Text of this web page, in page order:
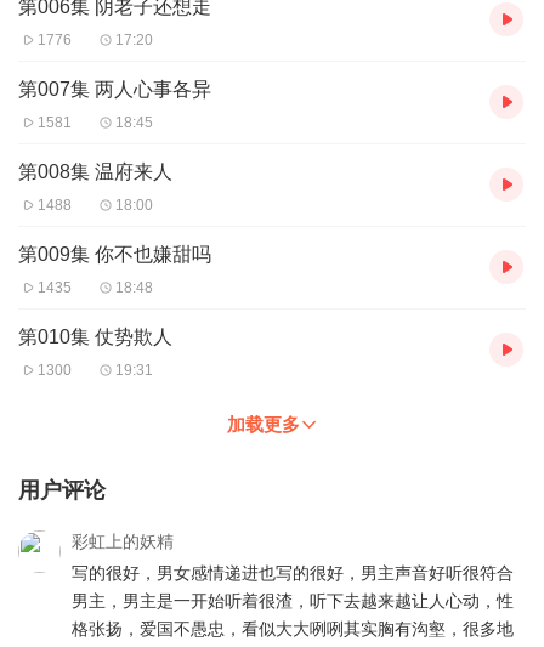
第006集 阴老子还想走
1776 17:20
第007集 两人心事各异
1581 18:45
第008集 温府来人
1488 18:00
第009集 你不也嫌甜吗
1435 18:48
第010集 仗势欺人
1300 19:31
加载更多
用户评论
彩虹上的妖精
写的很好，男女感情递进也写的很好，男主声音好听很符合
男主，男主是一开始听着很渣，听下去越来越让人心动，性
格张扬，爱国不愚忠，看似大大咧咧其实胸有沟壑，很多地